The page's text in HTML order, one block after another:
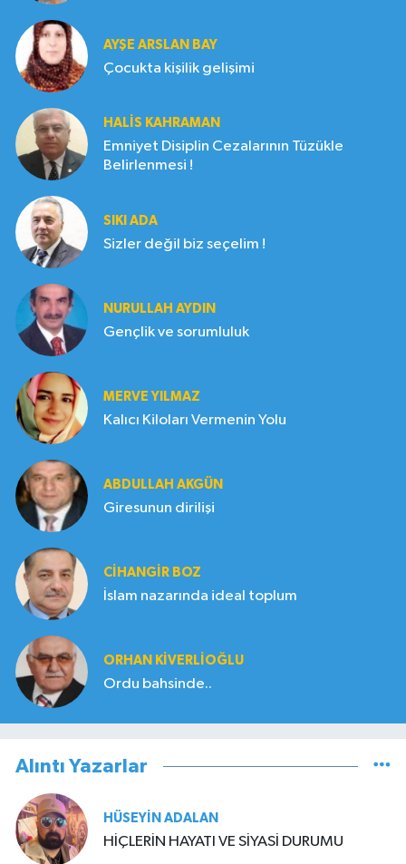
AYŞE ARSLAN BAY
Çocukta kişilik gelişimi
HALIS KAHRAMAN
Emniyet Disiplin Cezalarının Tüzükle
Belirlenmesi !
SIKI ADA
Sizler değil biz seçelim !
NURULLAH AYDIN
Gençlik ve sorumluluk
MERVE YILMAZ
Kalıcı Kiloları Vermenin Yolu
ABDULLAH AKGÜN
Giresunun dirilişi
CIHANGIR BOZ
İslam nazarında ideal toplum
ORHAN KIVERLIOĞLU
Ordu bahsinde..
Alıntı Yazarlar
HÜSEYIN ADALAN
HİÇLERİN HAYATI VE SİYASİ DURUMU